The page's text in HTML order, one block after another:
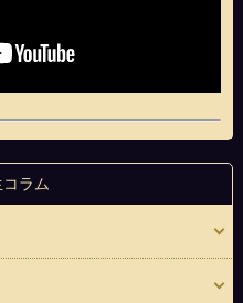
ラム